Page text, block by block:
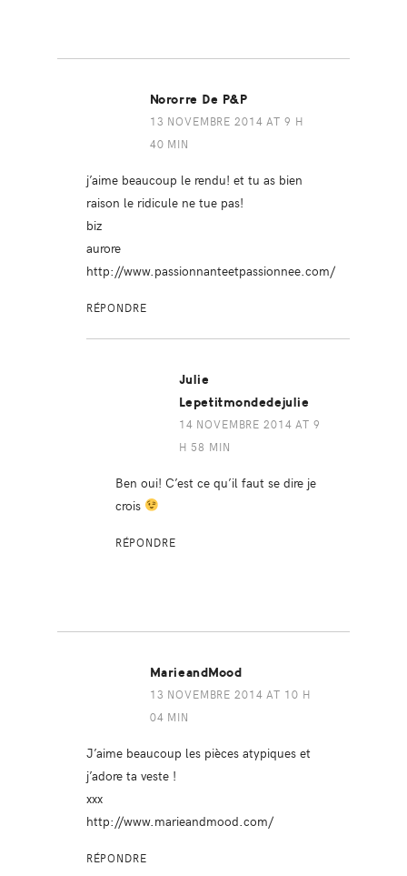
Nororre De P&P
13 NOVEMBRE 2014 AT 9 H
40 MIN
j’aime beaucoup le rendu! et tu as bien
raison le ridicule ne tue pas!
biz
aurore
http://www.passionnanteetpassionnee.com/
RÉPONDRE
Julie
Lepetitmondedejulie
14 NOVEMBRE 2014 AT 9
H 58 MIN
Ben oui! C’est ce qu’il faut se dire je
crois
RÉPONDRE
MarieandMood
13 NOVEMBRE 2014 AT 10 H
04 MIN
J’aime beaucoup les pièces atypiques et
j’adore ta veste !
xxx
http://www.marieandmood.com/
RÉPONDRE